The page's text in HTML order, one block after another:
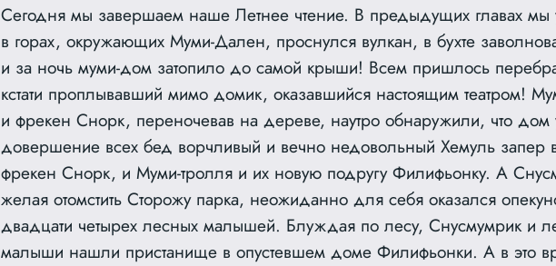
Сегодня мы завершаем наше Летнее чтение. В предыдущих главах мы
в горах, окружающих Муми-Дален, проснулся вулкан, в бухте
и за ночь муми-дом затопило до самой крыши! Всем пришлось
кстати проплывавший мимо домик, оказавшийся настоящим театром!
и фрекен Снорк, переночевав на дереве, наутро обнаружили, что
довершение всех бед ворчливый и вечно недовольный Хемуль запер
фрекен Снорк, и Муми-тролля и их новую подругу Филифьонку. А
желая отомстить Сторожу парка, неожиданно для себя оказался
двадцати четырех лесных малышей. Блуждая по лесу, Снусмумрик и
малыши нашли пристанище в опустевшем доме Филифьонки. А в это